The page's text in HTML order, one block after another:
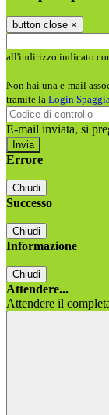
button close ×
all'indirizzo indicato
Non hai una e-mail
tramite la Login
E-mail inviata, si
Errore
Chiudi
Successo
Chiudi
Informazione
Chiudi
Attendere...
Attendere il